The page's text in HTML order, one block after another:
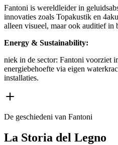
Fantoni is wereldleider in
innovaties zoals Topakustik en
alleen visueel, maar ook auditief in
Energy & Sustainability:
niek in de sector: Fantoni voorziet
energiebehoefte via eigen
installaties.
De geschiedeni van Fantoni
La Storia del Legno